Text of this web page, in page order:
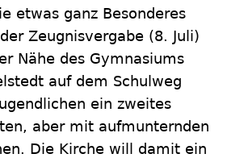
etwas ganz Besonderes
Zeugnisvergabe (8. Juli)
Nähe des Gymnasiums
auf dem Schulweg
ein zweites
aber mit aufmunternden
Die Kirche will damit ein